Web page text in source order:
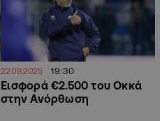
22.09.2025 19:30
Εισφορά €2.500 του Οκκά
στην Ανόρθωση